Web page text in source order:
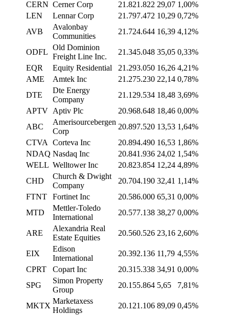
CERN Cerner Corp 21.821.822 29,07 1,00%
LEN
Lennar Corp 21.797.472 10,29 0,72%
AVB
Avalonbay
Communities
21.724.644 16,39 4,12%
ODFL
Old Dominion
Freight Line Inc.
21.345.048 35,05 0,33%
EQR
Equity Residential 21.293.050 16,26 4,21%
AME
Amtek Inc 21.275.230 22,14 0,78%
DTE
Dte Energy
Company
21.129.534 18,48 3,69%
APTV Aptiv Plc 20.968.648 18,46 0,00%
ABC
Amerisourcebergen
Corp
20.897.520 13,53 1,64%
CTVA
Corteva Inc 20.894.490 16,53 1,86%
NDAQ Nasdaq Inc 20.841.936 24,02 1,54%
WELL Welltower Inc 20.823.854 12,24 4,89%
CHD
Church & Dwight
Company
20.704.190 32,41 1,14%
FTNT
Fortinet Inc 20.586.000 65,31 0,00%
MTD
Mettler-Toledo
International
20.577.138 38,27 0,00%
ARE
Alexandria Real
Estate Equities
20.560.526 23,16 2,60%
EIX
Edison
International
20.392.136 11,79 4,55%
CPRT
Copart Inc 20.315.338 34,91 0,00%
SPG
Simon Property
Group
20.155.864 5,65 7,81%
MKTX
Marketaxess
Holdings
20.121.106 89,09 0,45%